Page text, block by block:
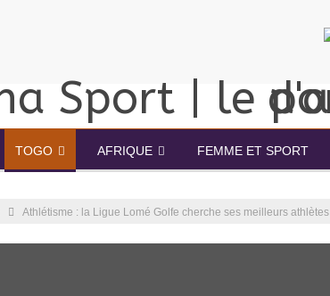
TOGO AFRIQUE FEMME ET SPORT
Athlétisme : la Ligue Lomé Golfe cherche ses meilleurs athlètes